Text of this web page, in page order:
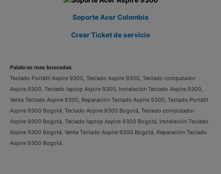
Soporte Acer Colombia
Crear Ticket de servicio
Palabras mas buscadas
Teclado Portátil Aspire 9300, Teclado Aspire 9300, Teclado computador
Aspire 9300, Teclado laptop Aspire 9300, Instalación Teclado Aspire 9300,
Venta Teclado Aspire 9300, Reparación Teclado Aspire 9300, Teclado Portátil
Aspire 9300 Bogotá, Teclado Aspire 9300 Bogotá, Teclado computador
Aspire 9300 Bogotá, Teclado laptop Aspire 9300 Bogotá, Instalación Teclado
Aspire 9300 Bogotá, Venta Teclado Aspire 9300 Bogotá, Reparación Teclado
Aspire 9300 Bogotá.